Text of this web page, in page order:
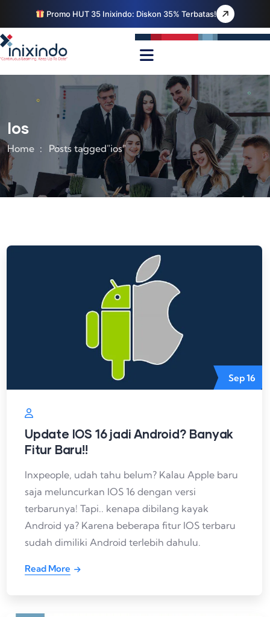
Promo HUT 35 Inixindo: Diskon 35% Terbatas!
Ios
Home Posts tagged"ios"
Sep16
Update IOS 16 jadi Android? Banyak
Fitur Baru!!
Inxpeople, udah tahu belum? Kalau Apple baru
saja meluncurkan IOS 16 dengan versi
terbarunya! Tapi.. kenapa dibilang kayak
Android ya? Karena beberapa fitur IOS terbaru
sudah dimiliki Android terlebih dahulu.
Read More